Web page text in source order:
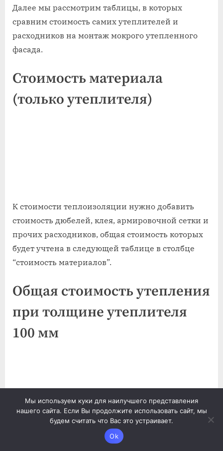
Далее мы рассмотрим таблицы, в которых
сравним стоимость самих утеплителей и
расходников на монтаж мокрого утепленного
фасада.
Стоимость материала
(только утеплителя)
К стоимости теплоизоляции нужно добавить
стоимость дюбелей, клея, армировочной сетки и
прочих расходников, общая стоимость которых
будет учтена в следующей таблице в столбце
“стоимость материалов”.
Общая стоимость утепления
при толщине утеплителя
100 мм
Приведенные в таблице цены на материалы и
Мы используем куки для наилучшего представления
нашего сайта. Если Вы продолжите использовать сайт, мы
будем считать что Вас это устраивает.
Ok